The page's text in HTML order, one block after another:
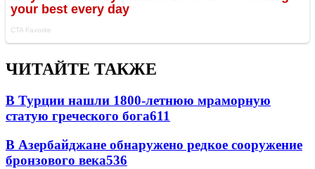
ЧИТАЙТЕ ТАКЖЕ
В Турции нашли 1800-летнюю мраморную
статую греческого бога611
В Азербайджане обнаружено редкое сооружение
бронзового века536